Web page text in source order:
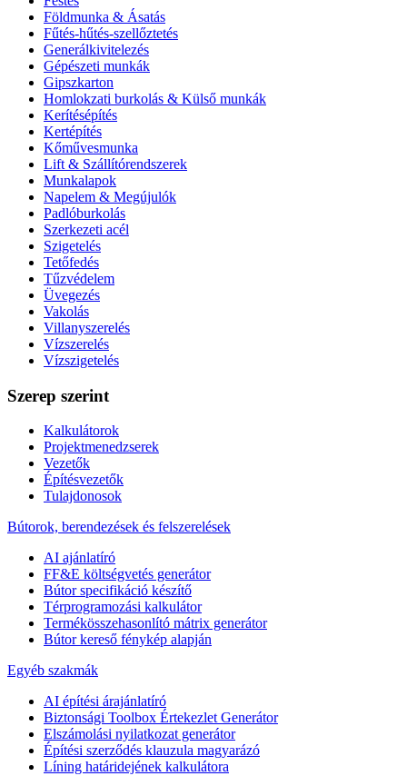
Földmunka & Ásatás
Fűtés-hűtés-szellőztetés
Generálkivitelezés
Gépészeti munkák
Gipszkarton
Homlokzati burkolás & Külső munkák
Kerítésépítés
Kertépítés
Kőművesmunka
Lift & Szállítórendszerek
Munkalapok
Napelem & Megújulók
Padlóburkolás
Szerkezeti acél
Szigetelés
Tetőfedés
Tűzvédelem
Üvegezés
Vakolás
Villanyszerelés
Vízszerelés
Vízszigetelés
Szerep szerint
Kalkulátorok
Projektmenedzserek
Vezetők
Építésvezetők
Tulajdonosok
Bútorok, berendezések és felszerelések
AI ajánlatíró
FF&E költségvetés generátor
Bútor specifikáció készítő
Térprogramozási kalkulátor
Termékösszehasonlító mátrix generátor
Bútor kereső fénykép alapján
Egyéb szakmák
AI építési árajánlatíró
Biztonsági Toolbox Értekezlet Generátor
Elszámolási nyilatkozat generátor
Építési szerződés klauzula magyarázó
Líning határidejének kalkulátora